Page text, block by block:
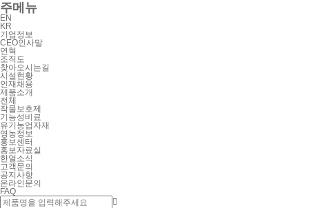
주메뉴
EN
KR
기업정보
CEO인사말
연혁
조직도
찾아오시는길
시설현황
인재채용
제품소개
전체
작물보호제
기능성비료
유기농업자재
영농정보
홍보센터
홍보자료실
한얼소식
고객문의
공지사항
온라인문의
FAQ
